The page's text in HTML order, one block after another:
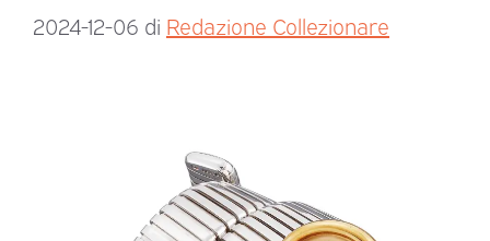
2024-12-06 di Redazione Collezionare